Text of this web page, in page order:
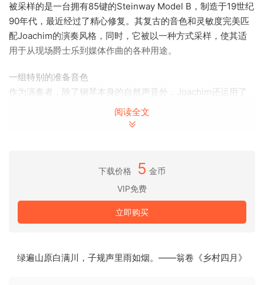
被采样的是一台拥有85键的Steinway Model B，制造于19世纪
90年代，最近经过了精心修复。其复古的音色和灵敏度完美匹
配Joachim的演奏风格，同时，它被以一种方式采样，使其适
用于从现场爵士乐到媒体作曲的各种用途。
一组特别的准备音色
作为演奏者，除了钢琴本身的自然声音外，Joachim还运用了
一系列精心控制的钢琴准备技巧来创造独特的音色。钢琴本身
也经常被用作打击乐器，使用各种琴槌、刷子乃至双手演奏。
在Joachim自己的录音室中进行采样，使用了视频中展示的相
同麦克风、乐器、设置和信号链。一对传奇的Microtech Gefell
CMV 563麦克风，装备有著名的M7胶囊，提供了钢琴的主要音
入声音中。超过35小时的录制时间投入到了捕捉钢琴的细节
阅读全文
下载价格 5 金币
VIP免费
立即购买
绿遍山原白满川，子规声里雨如烟。——翁卷《乡村四月》